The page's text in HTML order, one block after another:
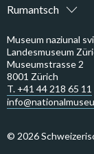
Rumantsch
Museum naziunal
Landesmuseum
Museumstrasse 2
8001 Zürich
T. +41 44 218 65 11
© 2026